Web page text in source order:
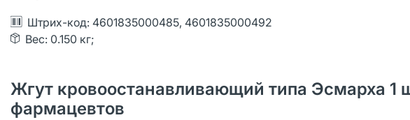
Штрих-код: 4601835000485, 4601835000492
Вес: 0.150 кг;
Жгут кровоостанавливающий типа Эсмарха 1
фармацевтов